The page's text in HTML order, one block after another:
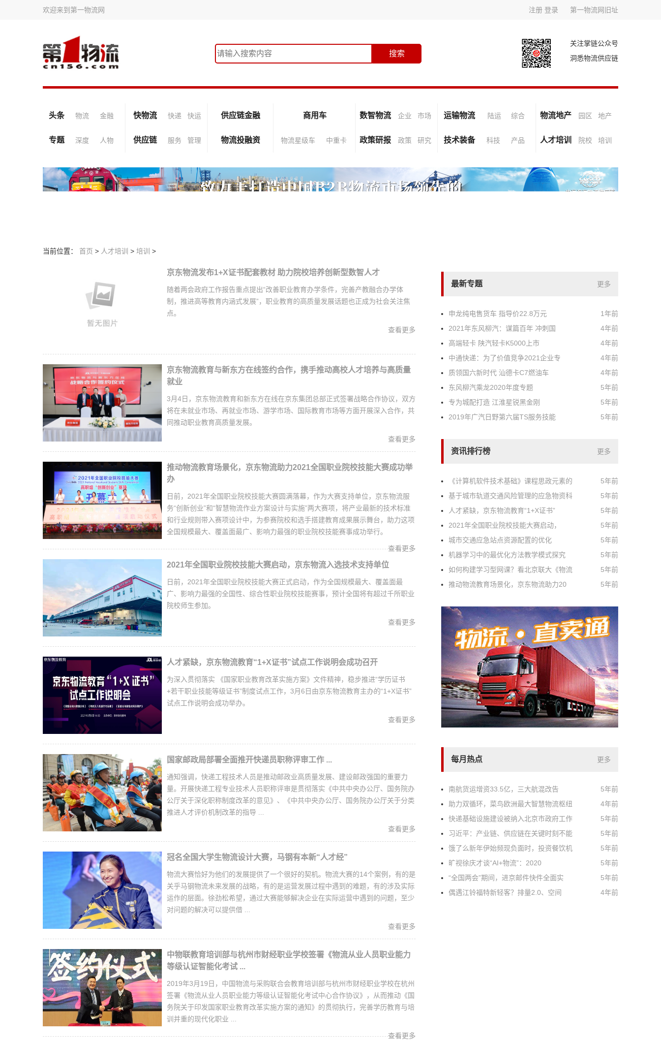
欢迎来到第一物流网 注册 登录 第一物流网旧址
关注掌链公众号
洞悉物流供应链
头条 物流 金融 快物流 快递 快运 供应链金融 商用车 数智物流 企业 市场 运输物流 陆运 综合 物流地产 园区 地产
专题 深度 人物 供应链 服务 管理 物流投融资 物流星级车 中重卡 政策研报 政策 研究 技术装备 科技 产品 人才培训 院校 培训
当前位置： 首页 > 人才培训 > 培训 >
京东物流发布1+X证书配套教材 助力院校培养创新型数智人才
随着两会政府工作报告重点提出“改善职业教育办学条件，完善产教融合办学体
制，推进高等教育内涵式发展”，职业教育的高质量发展话题也正成为社会关注焦
点。
查看更多
京东物流教育与新东方在线签约合作，携手推动高校人才培养与高质量
就业
3月4日，京东物流教育和新东方在线在京东集团总部正式签署战略合作协议，双方
将在未就业市场、再就业市场、游学市场、国际教育市场等方面开展深入合作，共
同推动职业教育高质量发展。
查看更多
推动物流教育场景化，京东物流助力2021全国职业院校技能大赛成功举
办
日前，2021年全国职业院校技能大赛圆满落幕，作为大赛支持单位，京东物流服
务“创新创业”和“智慧物流作业方案设计与实施”两大赛项，将产业最新的技术标准
和行业规则带入赛项设计中，为参赛院校和选手搭建教育成果展示舞台，助力这项
全国规模最大、覆盖面最广、影响力最强的职业院校技能赛事成功举行。
查看更多
2021年全国职业院校技能大赛启动，京东物流入选技术支持单位
日前，2021年全国职业院校技能大赛正式启动，作为全国规模最大、覆盖面最
广、影响力最强的全国性、综合性职业院校技能赛事，预计全国将有超过千所职业
院校师生参加。
查看更多
人才紧缺，京东物流教育“1+X证书”试点工作说明会成功召开
为深入贯彻落实 《国家职业教育改革实施方案》文件精神，稳步推进“学历证书
+若干职业技能等级证书”制度试点工作，3月6日由京东物流教育主办的“1+X证书”
试点工作说明会成功举办。
查看更多
国家邮政局部署全面推开快递员职称评审工作 ...
通知强调，快递工程技术人员是推动邮政业高质量发展、建设邮政强国的重要力
量。开展快递工程专业技术人员职称评审是贯彻落实《中共中央办公厅、国务院办
公厅关于深化职称制度改革的意见》、《中共中央办公厅、国务院办公厅关于分类
推进人才评价机制改革的指导 ...
查看更多
冠名全国大学生物流设计大赛，马钢有本新“人才经”
物流大赛恰好为他们的发展提供了一个很好的契机。物流大赛的14个案例，有的是
关乎马钢物流未来发展的战略，有的是运营发展过程中遇到的难题，有的涉及实际
运作的层面。徐劲松希望，通过大赛能够解决企业在实际运营中遇到的问题，至少
对问题的解决可以提供借 ...
查看更多
中物联教育培训部与杭州市财经职业学校签署《物流从业人员职业能力
等级认证智能化考试 ...
2019年3月19日，中国物流与采购联合会教育培训部与杭州市财经职业学校在杭州
签署《物流从业人员职业能力等级认证智能化考试中心合作协议》，从而推动《国
务院关于印发国家职业教育改革实施方案的通知》的贯彻执行，完善学历教育与培
训并重的现代化职业 ...
查看更多
最新专题 更多
申龙纯电售货车 指导价22.8万元
1年前
2021年东风柳汽：谋篇百年 冲刺国
4年前
高端轻卡 陕汽轻卡K5000上市
4年前
中通快递：为了价值竞争2021企业专
4年前
质领国六新时代 汕德卡C7燃油车
4年前
东风柳汽乘龙2020年度专题
5年前
专为城配打造 江淮星锐黑金刚
5年前
2019年广汽日野第六届TS服务技能
5年前
资讯排行榜 更多
《计算机软件技术基础》课程思政元素的
5年前
基于城市轨道交通风险管理的应急物资科
5年前
人才紧缺，京东物流教育“1+X证书”
5年前
2021年全国职业院校技能大赛启动，
5年前
城市交通应急站点资源配置的优化
5年前
机器学习中的最优化方法教学模式探究
5年前
如何构建学习型网课？看北京联大《物流
5年前
推动物流教育场景化，京东物流助力20
5年前
每月热点 更多
南航货运增资33.5亿，三大航混改告
5年前
助力双循环，菜鸟欧洲最大智慧物流枢纽
4年前
快递基础设施建设被纳入北京市政府工作
5年前
习近平：产业链、供应链在关键时刻不能
5年前
饿了么新年伊始频现负面时，投资餐饮机
5年前
旷视徐庆才谈“AI+物流”：2020
5年前
“全国两会”期间，进京邮件快件全面实
5年前
偶遇江铃福特新轻客？排量2.0、空间
4年前